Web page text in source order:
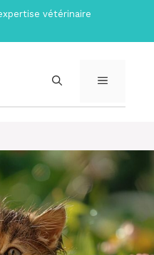
vétérinaire
MENU